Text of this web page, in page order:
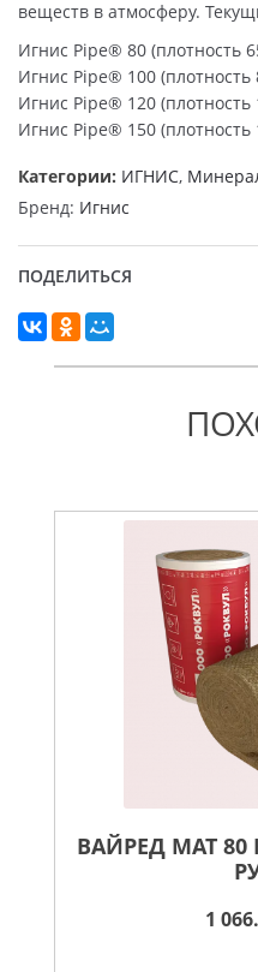
веществ в атмосферу.
Игнис Pipe® 80 (плотность
Игнис Pipe® 100 (плотность
Игнис Pipe® 120 (плотность
Игнис Pipe® 150 (плотность
Категории: ИГНИС,
Бренд: Игнис
ПОДЕЛИТЬСЯ
ВАЙРЕД МАТ 80
1